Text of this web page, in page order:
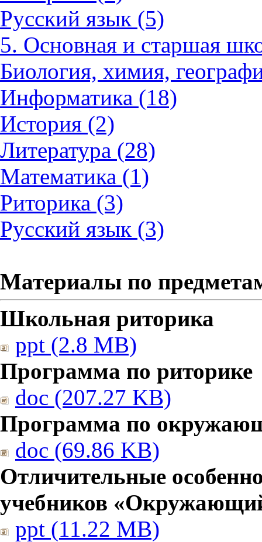
Русский язык (5)
5. Основная и старшая
Биология, химия,
Информатика (18)
История (2)
Литература (28)
Математика (1)
Риторика (3)
Русский язык (3)
Материалы по
Школьная риторика
ppt (2.8 MB)
Программа по риторике
doc (207.27 KB)
Программа по
doc (69.86 KB)
Отличительные
учебников
ppt (11.22 MB)